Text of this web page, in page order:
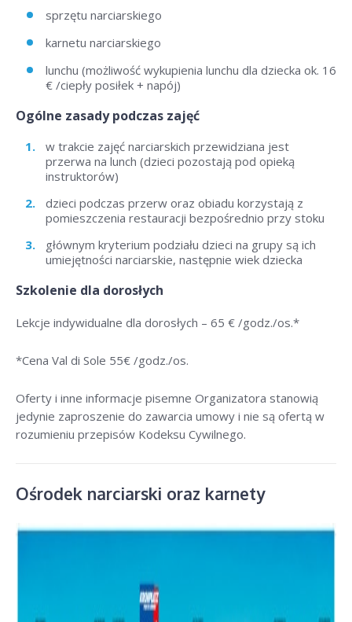
sprzętu narciarskiego
karnetu narciarskiego
lunchu (możliwość wykupienia lunchu dla dziecka ok. 16
€ /ciepły posiłek + napój)
Ogólne zasady podczas zajęć
w trakcie zajęć narciarskich przewidziana jest
przerwa na lunch (dzieci pozostają pod opieką
instruktorów)
dzieci podczas przerw oraz obiadu korzystają z
pomieszczenia restauracji bezpośrednio przy stoku
głównym kryterium podziału dzieci na grupy są ich
umiejętności narciarskie, następnie wiek dziecka
Szkolenie dla dorosłych
Lekcje indywidualne dla dorosłych – 65 € /godz./os.*
*Cena Val di Sole 55€ /godz./os.
Oferty i inne informacje pisemne Organizatora stanowią
jedynie zaproszenie do zawarcia umowy i nie są ofertą w
rozumieniu przepisów Kodeksu Cywilnego.
Ośrodek narciarski oraz karnety